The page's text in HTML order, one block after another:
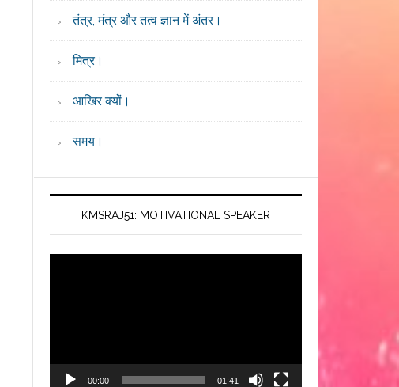
तंत्र, मंत्र और तत्व ज्ञान में अंतर।
मित्र।
आखिर क्यों।
समय।
KMSRAJ51: MOTIVATIONAL SPEAKER
00:00 01:41